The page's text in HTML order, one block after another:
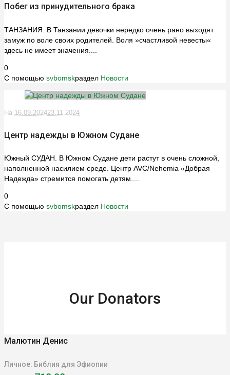
Побег из принудительного брака
ТАНЗАНИЯ. В Танзании девочки нередко очень рано выходят
замуж по воле своих родителей. Воля »счастливой невесты«
здесь не имеет значения....
0
С помощью svbomskраздел Новости
На 16.09.202423.11.2024
Центр надежды в Южном Судане
Южный СУДАН. В Южном Судане дети растут в очень сложной,
наполненной насилием среде. Центр AVC/Nehemia «Добрая
Надежда» стремится помогать детям....
0
С помощью svbomskраздел Новости
Our Donators
Малютин Денис
Личное: Библия для Эфиопии